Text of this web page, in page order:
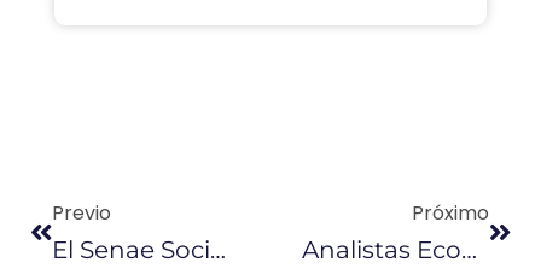
Previo
El Senae Socializó Tasa De Servicio
Próximo
Analistas Económicos Coinciden En Que Nueva Deuda De $2.500 Millones Genera Incertidumbre